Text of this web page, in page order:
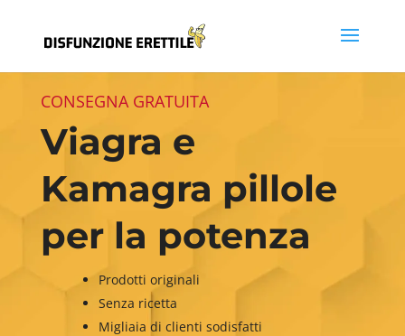
CONSEGNA GRATUITA
Viagra e
Kamagra pillole
per la potenza
Prodotti originali
Senza ricetta
Migliaia di clienti sodisfatti